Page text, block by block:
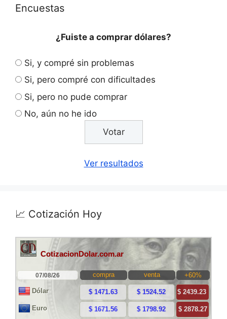
Encuestas
¿Fuiste a comprar dólares?
Si, y compré sin problemas
Si, pero compré con dificultades
Si, pero no pude comprar
No, aún no he ido
Ver resultados
📈 Cotización Hoy